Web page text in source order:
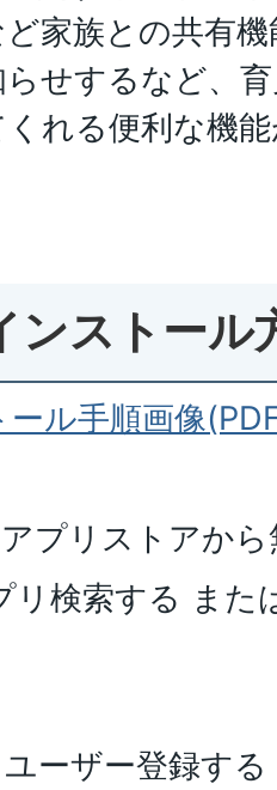
家族との共有
せするなど、
れる便利な機
ンストール
ル手順画像
アプリストアか
リ検索する ま
ーザー登録する